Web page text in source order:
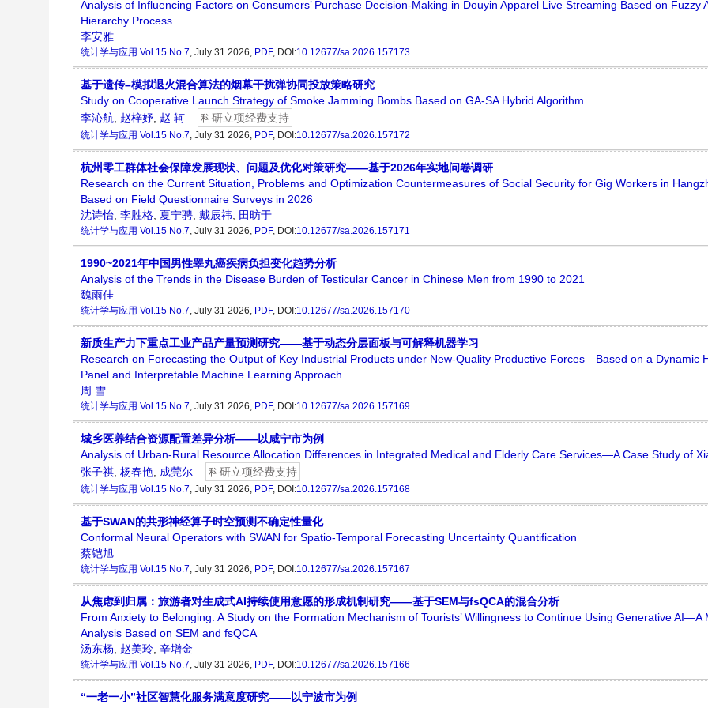
Analysis of Influencing Factors on Consumers’ Purchase Decision-Making in Douyin Apparel Live Streaming Based on Fuzzy
Hierarchy Process
李安雅
统计学与应用 Vol.15 No.7, July 31 2026, PDF, DOI:10.12677/sa.2026.157173
基于遗传–模拟退火混合算法的烟幕干扰弹协同投放策略研究
Study on Cooperative Launch Strategy of Smoke Jamming Bombs Based on GA-SA Hybrid Algorithm
李沁航, 赵梓妤, 赵 轲 科研立项经费支持
统计学与应用 Vol.15 No.7, July 31 2026, PDF, DOI:10.12677/sa.2026.157172
杭州零工群体社会保障发展现状、问题及优化对策研究——基于2026年实地问卷调研
Research on the Current Situation, Problems and Optimization Countermeasures of Social Security for Gig Workers in
Based on Field Questionnaire Surveys in 2026
沈诗怡, 李胜格, 夏宁骋, 戴辰祎, 田昉于
统计学与应用 Vol.15 No.7, July 31 2026, PDF, DOI:10.12677/sa.2026.157171
1990~2021年中国男性睾丸癌疾病负担变化趋势分析
Analysis of the Trends in the Disease Burden of Testicular Cancer in Chinese Men from 1990 to 2021
魏雨佳
统计学与应用 Vol.15 No.7, July 31 2026, PDF, DOI:10.12677/sa.2026.157170
新质生产力下重点工业产品产量预测研究——基于动态分层面板与可解释机器学习
Research on Forecasting the Output of Key Industrial Products under New-Quality Productive Forces—Based on a Dynamic
Panel and Interpretable Machine Learning Approach
周 雪
统计学与应用 Vol.15 No.7, July 31 2026, PDF, DOI:10.12677/sa.2026.157169
城乡医养结合资源配置差异分析——以咸宁市为例
Analysis of Urban-Rural Resource Allocation Differences in Integrated Medical and Elderly Care Services—A Case Study of
张子祺, 杨春艳, 成莞尔 科研立项经费支持
统计学与应用 Vol.15 No.7, July 31 2026, PDF, DOI:10.12677/sa.2026.157168
基于SWAN的共形神经算子时空预测不确定性量化
Conformal Neural Operators with SWAN for Spatio-Temporal Forecasting Uncertainty Quantification
蔡铠旭
统计学与应用 Vol.15 No.7, July 31 2026, PDF, DOI:10.12677/sa.2026.157167
从焦虑到归属：旅游者对生成式AI持续使用意愿的形成机制研究——基于SEM与fsQCA的混合分析
From Anxiety to Belonging: A Study on the Formation Mechanism of Tourists’ Willingness to Continue Using Generative AI—A
Analysis Based on SEM and fsQCA
汤东杨, 赵美玲, 辛增金
统计学与应用 Vol.15 No.7, July 31 2026, PDF, DOI:10.12677/sa.2026.157166
“一老一小”社区智慧化服务满意度研究——以宁波市为例